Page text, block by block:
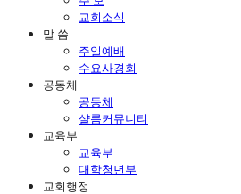
교회소식
말 씀
주일예배
수요사경회
공동체
공동체
샬롬커뮤니티
교육부
교육부
대학청년부
교회행정